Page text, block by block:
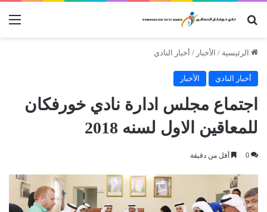
بحث عن
الرئيسية / الأخبار / أخبار النادي
أخبار النادي الأخبار
اجتماع مجلس ادارة نادي خورفكان
للمعاقين الاول لسنه 2018
0 أقل من دقيقة